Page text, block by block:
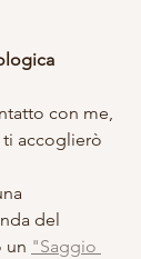
con me,
accoglierò
del
un "Saggio